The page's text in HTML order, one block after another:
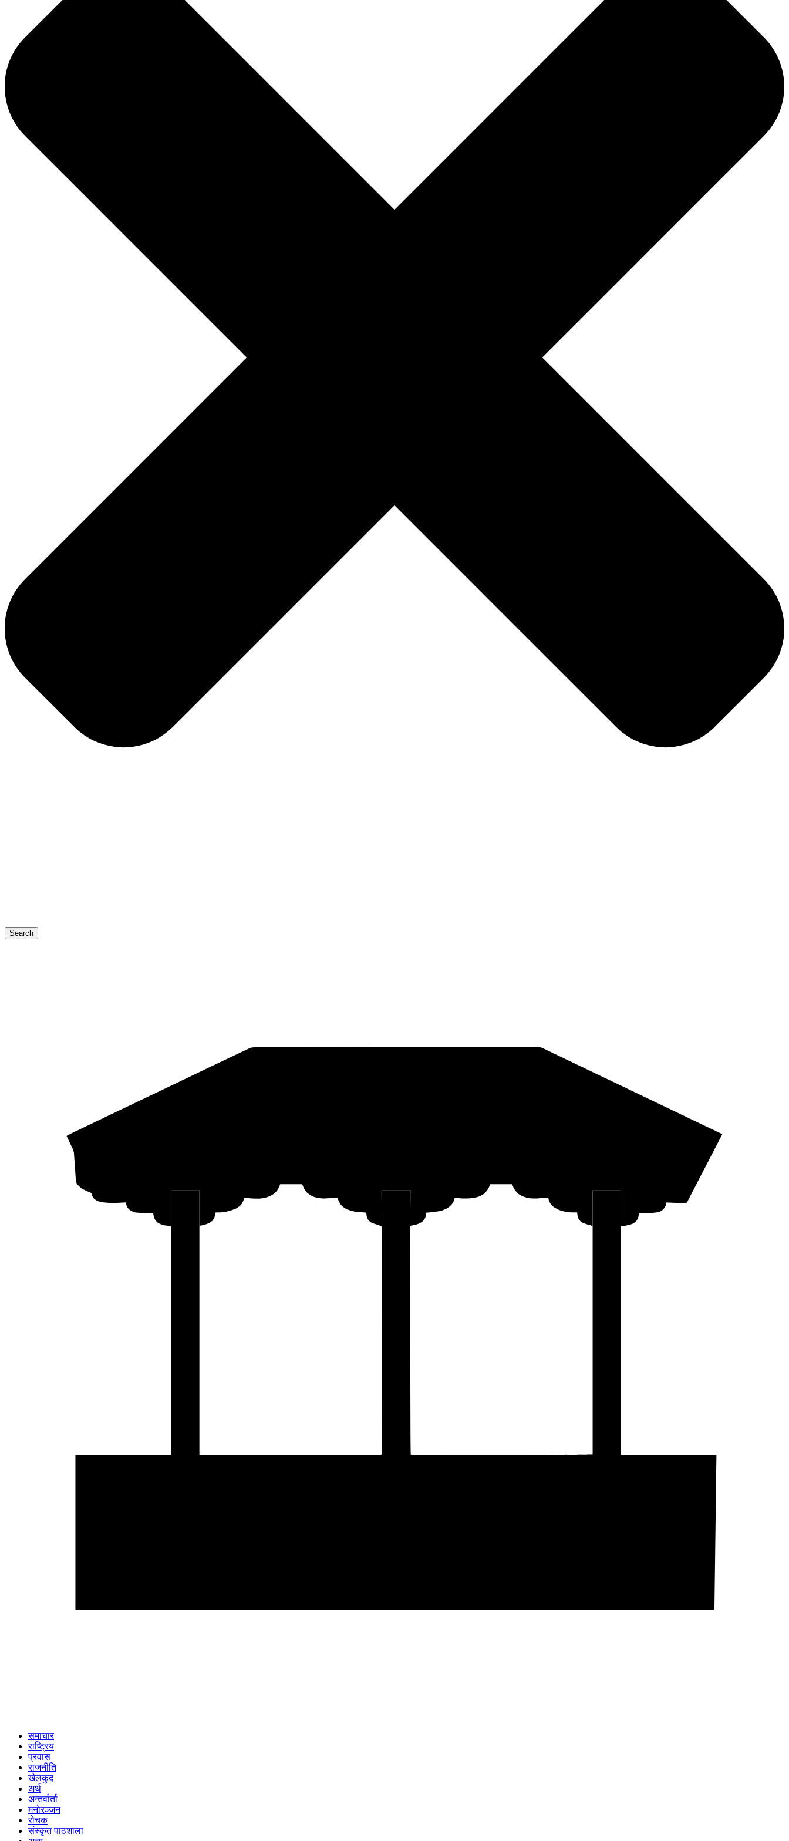
Search
समाचार
राष्ट्रिय
प्रवास
राजनीति
खेलकुद
अर्थ
अन्तर्वार्ता
मनोरञ्जन
रोचक
संस्कृत पाठशाला